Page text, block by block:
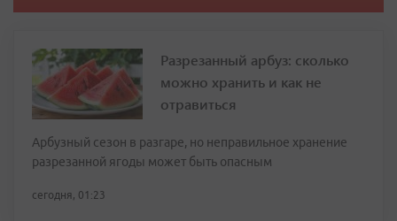
Разрезанный арбуз: сколько
можно хранить и как не
отравиться
Арбузный сезон в разгаре, но неправильное хранение
разрезанной ягоды может быть опасным
сегодня, 01:23